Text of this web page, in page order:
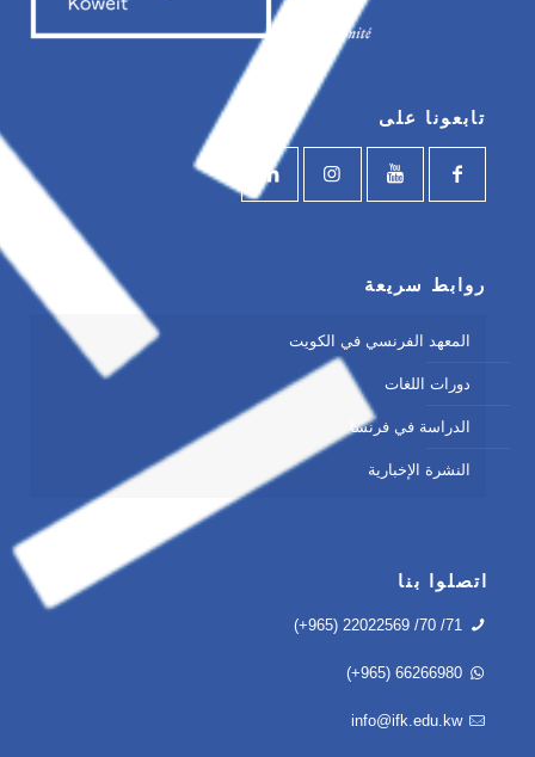
تابعونا على
روابط سريعة
المعهد الفرنسي في الكويت
دورات اللغات
الدراسة في فرنسا
النشرة الإخبارية
اتصلوا بنا
(+965) 22022569 /70 /71
(+965) 66266980
info@ifk.edu.kw